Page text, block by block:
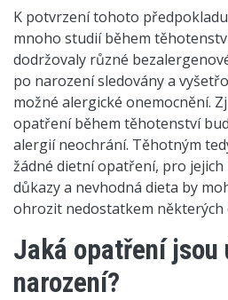
K potvrzení tohoto
mnoho studií během
dodržovaly různé
po narození sledovány a
možné alergické onemocnění.
opatření během těhotenství
alergií neochrání. Těhotným
žádné dietní opatření, pro
důkazy a nevhodná dieta by
ohrozit nedostatkem některých
Jaká opatření jsou
narození?